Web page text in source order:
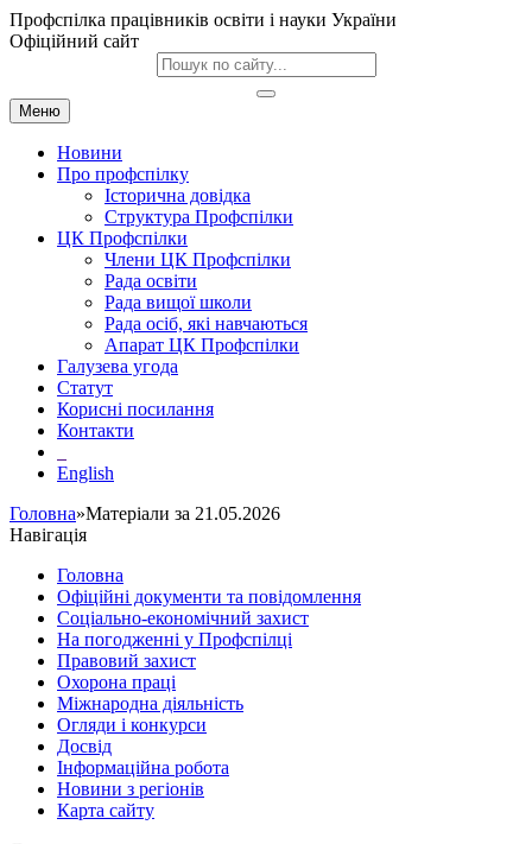
Профспілка працівників освіти і науки України
Офіційний сайт
Меню
Новини
Про профспілку
Історична довідка
Структура Профспілки
ЦК Профспілки
Члени ЦК Профспілки
Рада освіти
Рада вищої школи
Рада осіб, які навчаються
Апарат ЦК Профспілки
Галузева угода
Статут
Корисні посилання
Контакти
English
Головна»Матеріали за 21.05.2026
Навігація
Головна
Офіційні документи та повідомлення
Соціально-економічний захист
На погодженні у Профспілці
Правовий захист
Охорона праці
Міжнародна діяльність
Огляди і конкурси
Досвід
Інформаційна робота
Новини з регіонів
Карта сайту